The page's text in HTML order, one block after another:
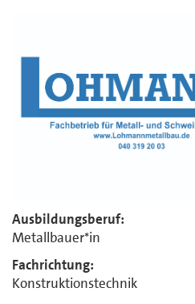
Ausbildungsberuf:
Metallbauer*in
Fachrichtung:
Konstruktionstechnik